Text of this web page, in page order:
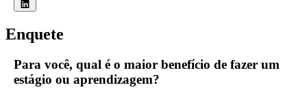
Enquete
Para você, qual é o maior benefício de fazer um
estágio ou aprendizagem?